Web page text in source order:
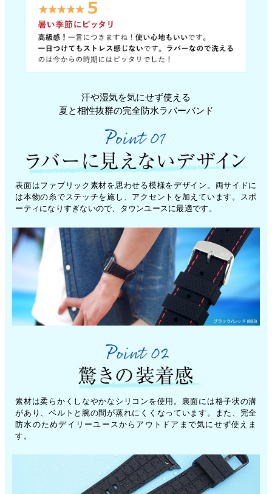
汗や湿気を気にせず使える
夏と相性抜群の完全防水ラバーバンド
表面はファブリック素材を思わせる模様をデザイン。両サイドに
は本物の糸でステッチを施し、アクセントを加えています。スポ
ーティになりすぎないので、タウンユースに最適です。
素材は柔らかくしなやかなシリコンを使用。裏面には格子状の溝
があり、ベルトと腕の間が蒸れにくくなっています。また、完全
防水のためデイリーユースからアウトドアまで気にせず使えま
す。